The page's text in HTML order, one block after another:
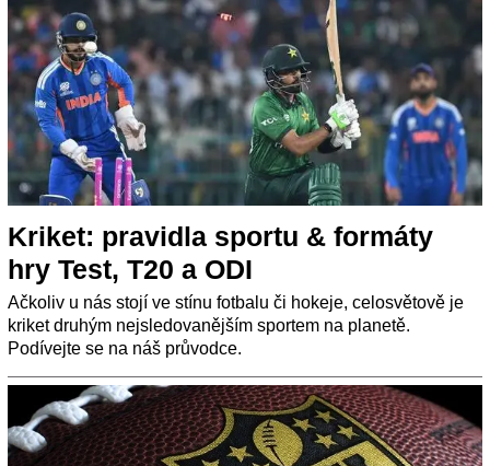
Kriket: pravidla sportu & formáty
hry Test, T20 a ODI
Ačkoliv u nás stojí ve stínu fotbalu či hokeje, celosvětově je
kriket druhým nejsledovanějším sportem na planetě.
Podívejte se na náš průvodce.